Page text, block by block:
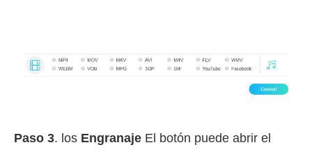
Paso 3. los Engranaje El botón puede abrir el